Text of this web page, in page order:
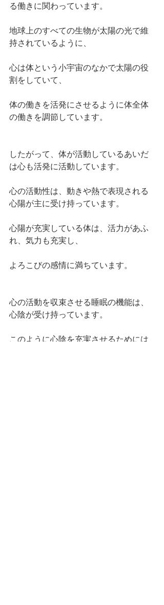
る働きに関わっています。
地球上のすべての生物が太陽の光で維
持されているように、
心は体という小宇宙のなかで太陽の役
割をしていて、
体の働きを活発にさせるように体全体
の働きを調節しています。
したがって、体が活動しているあいだ
は心も活発に活動しています。
心の活動性は、動きや熱で表現される
心陽が主に受け持っています。
心陽が充実している体は、活力があふ
れ、気力も充実し、
よろこびの感情に満ちています。
心の活動を収束させる睡眠の機能は、
心陰が受け持っています。
このように心陰を充実させるためには